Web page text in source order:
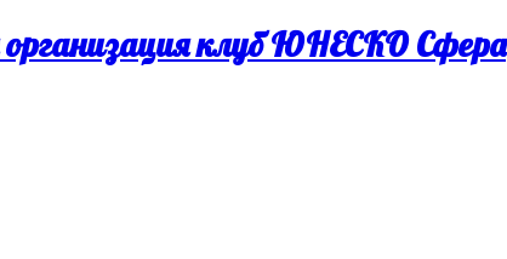
организация клуб ЮНЕСКО Сфера